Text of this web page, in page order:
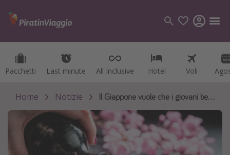
Pacchetti Last minute All Inclusive Hotel Voli
Pacchetti Last minute All Inclusive Hotel Voli
Categorie
Voli
Hotel
Vacanze
Crociere
Home Notizie Il Giappone vuole che i giovani bevano più alcool